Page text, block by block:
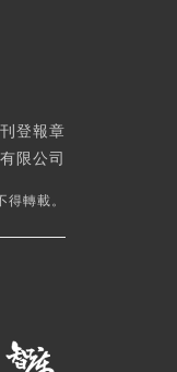
登報章
限公司
轉載。